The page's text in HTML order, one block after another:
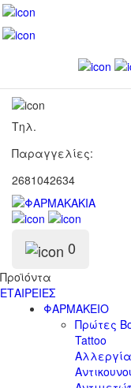
Τηλ.
Παραγγελίες:
2681042634
0
Προϊόντα
ΕΤΑΙΡΕΙΕΣ
ΦΑΡΜΑΚΕΙΟ
Πρώτες
Tattoo
Αλλεργία